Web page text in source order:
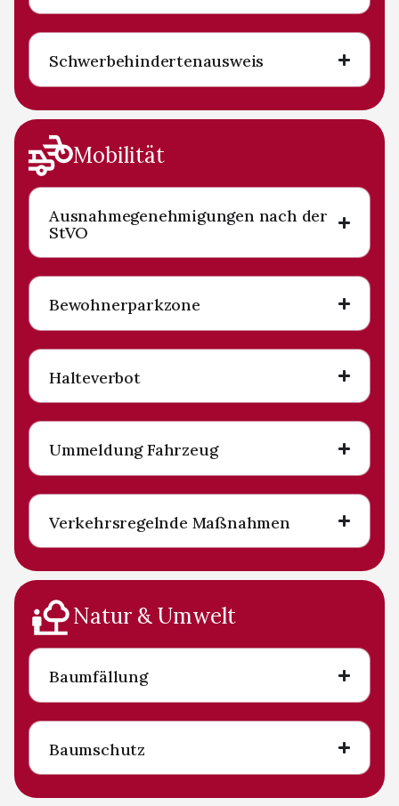
Schwerbehindertenausweis
Mobilität
Ausnahmegenehmigungen nach der
StVO
Bewohnerparkzone
Halteverbot
Ummeldung Fahrzeug
Verkehrsregelnde Maßnahmen
Natur & Umwelt
Baumfällung
Baumschutz